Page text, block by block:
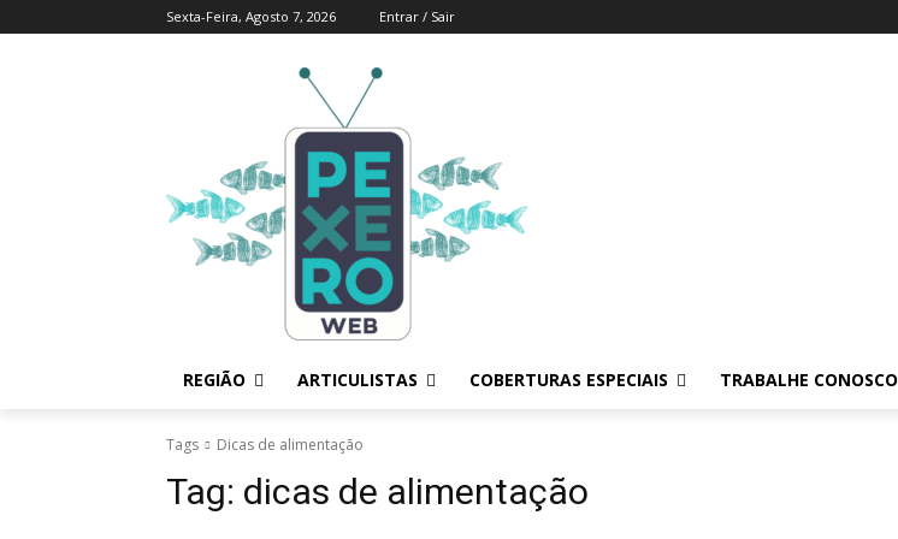
Sexta-Feira, Agosto 7, 2026 Entrar / Sair
REGIÃO ARTICULISTAS COBERTURAS ESPECIAIS TRABALHE CONOSCO
Tags Dicas de alimentação
Tag: dicas de alimentação